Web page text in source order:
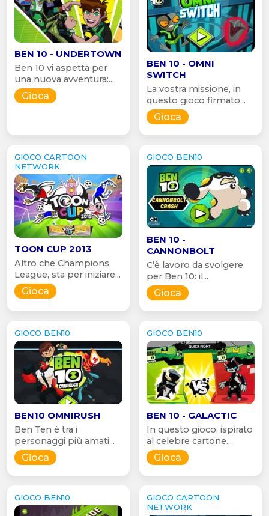
BEN 10 - UNDERTOWN
Ben 10 vi aspetta per
una nuova avventura:...
Gioca
BEN 10 - OMNI
SWITCH
La vostra missione, in
questo gioco firmato...
Gioca
GIOCO CARTOON
NETWORK
TOON CUP 2013
Altro che Champions
League, sta per iniziare...
Gioca
GIOCO BEN10
BEN 10 -
CANNONBOLT
C’è lavoro da svolgere
per Ben 10: il...
Gioca
GIOCO BEN10
BEN10 OMNIRUSH
Ben Ten è tra i
personaggi più amati...
Gioca
GIOCO BEN10
BEN 10 - GALACTIC
In questo gioco, ispirato
al celebre cartone...
Gioca
GIOCO BEN10
GIOCO CARTOON
NETWORK